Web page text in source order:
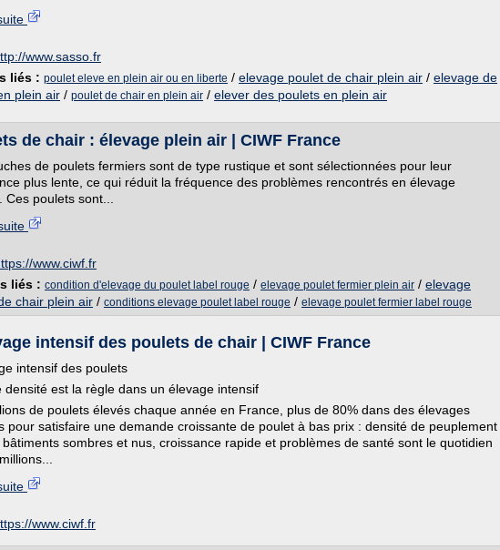
www.sasso.fr
liés : poulet eleve en plein air ou en liberte / elevage poulet de chair plein air / elevage de
plein air / poulet de chair en plein air / elever des poulets en plein air
de chair : élevage plein air | CIWF France
de poulets fermiers sont de type rustique et sont sélectionnées pour leur
plus lente, ce qui réduit la fréquence des problèmes rencontrés en élevage
Ces poulets sont...
www.ciwf.fr
liés : condition d'elevage du poulet label rouge / elevage poulet fermier plein air / elevage
chair plein air / conditions elevage poulet label rouge / elevage poulet fermier label rouge
intensif des poulets de chair | CIWF France
intensif des poulets
densité est la règle dans un élevage intensif
de poulets élevés chaque année en France, plus de 80% dans des élevages
pour satisfaire une demande croissante de poulet à bas prix : densité de peuplement
sombres et nus, croissance rapide et problèmes de santé sont le quotidien
www.ciwf.fr